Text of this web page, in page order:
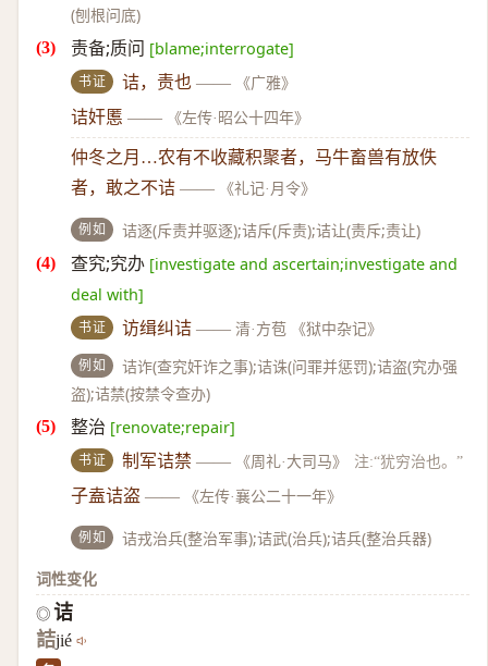
(刨根问底)
责备;质问 [blame;interrogate]
书证 诘，责也 —— 《广雅》
诘奸慝 —— 《左传·昭公十四年》
仲冬之月…农有不收藏积聚者，马牛畜兽有放佚
者，敢之不诘 —— 《礼记·月令》
例如 诘逐(斥责并驱逐);诘斥(斥责);诘让(责斥;责让)
查究;究办 [investigate and ascertain;investigate and
deal with]
书证 访缉纠诘 —— 清·方苞 《狱中杂记》
例如
诘诈(查究奸诈之事);诘诛(问罪并惩罚);诘盗(究办强
盗);诘禁(按禁令查办)
整治 [renovate;repair]
书证 制军诘禁 —— 《周礼·大司马》 注:“犹穷治也。”
子盍诘盗 —— 《左传·襄公二十一年》
例如
诘戎治兵(整治军事);诘武(治兵);诘兵(整治兵器)
词性变化
◎ 诘
詰jié